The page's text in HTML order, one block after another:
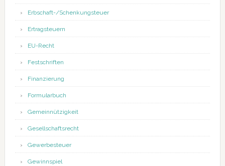
Erbschaft-/Schenkungsteuer
Ertragsteuern
EU-Recht
Festschriften
Finanzierung
Formularbuch
Gemeinnützigkeit
Gesellschaftsrecht
Gewerbesteuer
Gewinnspiel